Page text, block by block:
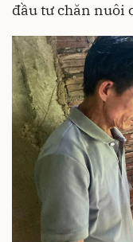
đầu tư chăn nuôi